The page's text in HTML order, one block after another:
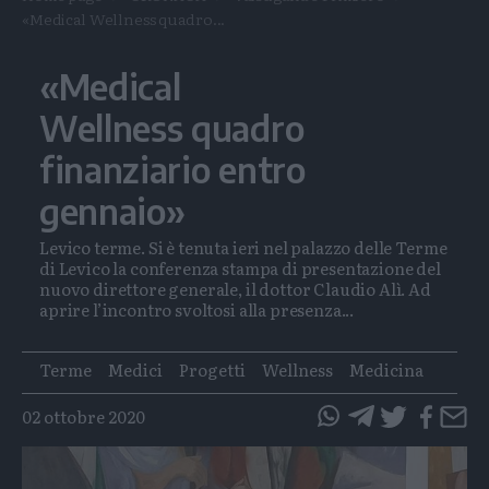
«Medical Wellness quadro...
«Medical
Wellness quadro
finanziario entro
gennaio»
Levico terme. Si è tenuta ieri nel palazzo delle Terme
di Levico la conferenza stampa di presentazione del
nuovo direttore generale, il dottor Claudio Alì. Ad
aprire l’incontro svoltosi alla presenza...
Tags
Terme Medici Progetti Wellness
Medicina
02 ottobre 2020
questo
articolo
questo